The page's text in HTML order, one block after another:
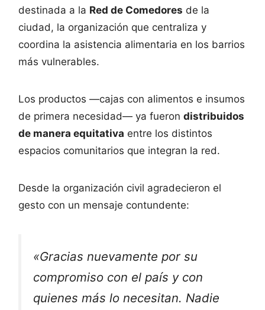
destinada a la Red de Comedores de la
ciudad, la organización que centraliza y
coordina la asistencia alimentaria en los barrios
más vulnerables.
Los productos —cajas con alimentos e insumos
de primera necesidad— ya fueron distribuidos
de manera equitativa entre los distintos
espacios comunitarios que integran la red.
Desde la organización civil agradecieron el
gesto con un mensaje contundente:
«Gracias nuevamente por su
compromiso con el país y con
quienes más lo necesitan. Nadie